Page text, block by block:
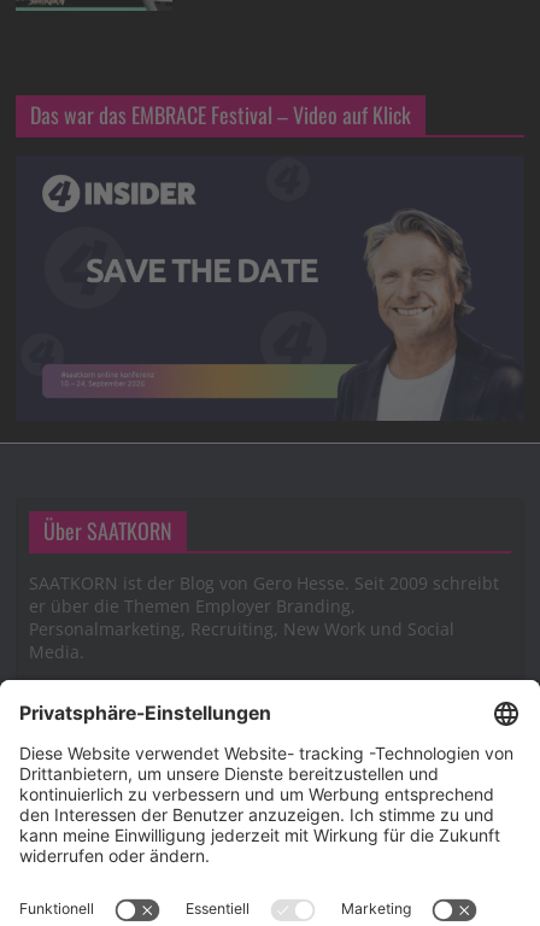
Das war das EMBRACE Festival – Video auf Klick
Über SAATKORN
SAATKORN ist der Blog von Gero Hesse. Seit 2009 schreibt
er über die Themen Employer Branding,
Personalmarketing, Recruiting, New Work und Social
Media.
Impressum
Impressum
Cookie-Richtlinie (EU)